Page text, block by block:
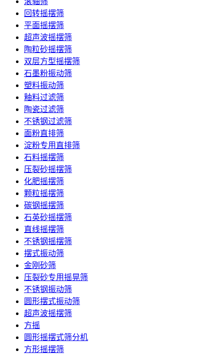
回转摇摆筛
平面摇摆筛
超声波摇摆筛
陶粒砂摇摆筛
双层方型摇摆筛
石墨粉振动筛
塑料振动筛
釉料过滤筛
陶瓷过滤筛
不锈钢过滤筛
面粉直排筛
淀粉专用直排筛
石料摇摆筛
压裂砂摇摆筛
化肥摇摆筛
颗粒摇摆筛
碳钢摇摆筛
石英砂摇摆筛
直线摇摆筛
不锈钢摇摆筛
摆式振动筛
金刚砂筛
压裂砂专用摇晃筛
不锈钢振动筛
圆形摆式振动筛
超声波摇摆筛
方摇
圆形摇摆式筛分机
方形摇摆筛